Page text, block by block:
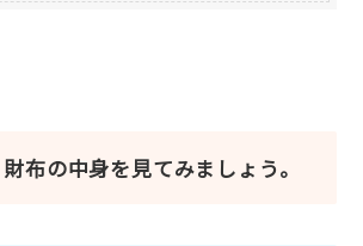
布の中身を見てみましょう。